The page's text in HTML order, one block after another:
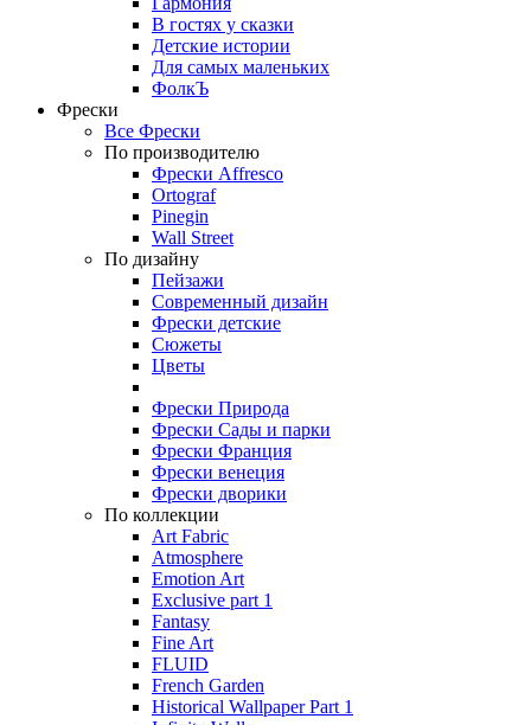
В гостях у сказки
Детские истории
Для самых маленьких
ФолкЪ
Фрески
Все Фрески
По производителю
Фрески Affresco
Ortograf
Pinegin
Wall Street
По дизайну
Пейзажи
Современный дизайн
Фрески детские
Сюжеты
Цветы
Фрески Природа
Фрески Сады и парки
Фрески Франция
Фрески венеция
Фрески дворики
По коллекции
Art Fabric
Atmosphere
Emotion Art
Exclusive part 1
Fantasy
Fine Art
FLUID
French Garden
Historical Wallpaper Part 1